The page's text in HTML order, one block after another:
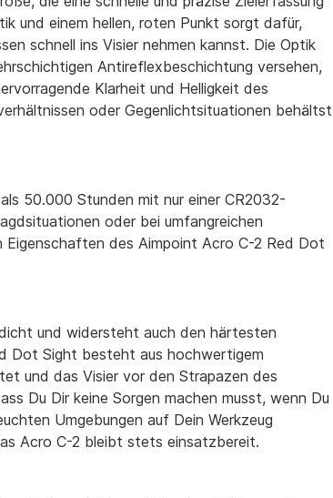
und einem hellen, roten Punkt sorgt dafür,
schnell ins Visier nehmen kannst. Die Optik
Antireflexbeschichtung versehen,
Klarheit und Helligkeit des
oder Gegenlichtsituationen behältst
50.000 Stunden mit nur einer CR2032-
oder bei umfangreichen
Eigenschaften des Aimpoint Acro C-2 Red Dot
und widersteht auch den härtesten
Dot Sight besteht aus hochwertigem
und das Visier vor den Strapazen des
Du Dir keine Sorgen machen musst, wenn Du
Umgebungen auf Dein Werkzeug
Acro C-2 bleibt stets einsatzbereit.